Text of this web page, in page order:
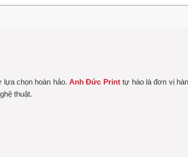
lựa chọn hoàn hảo.Anh Đức Printtự hào là đơn vị
thuật.